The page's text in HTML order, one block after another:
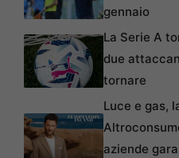
gennaio
La Serie A
due
tornare
Luce e gas,
aziende